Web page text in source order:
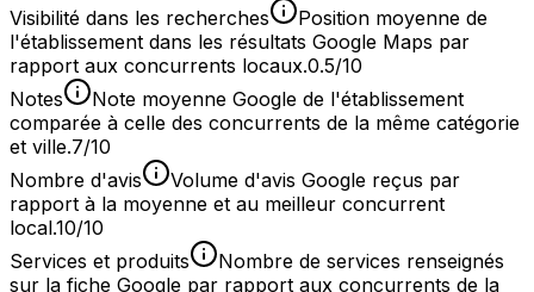
Visibilité dans les recherches
Position moyenne de
l'établissement dans les résultats Google Maps par
rapport aux concurrents locaux.0.5/10
Notes
Note moyenne Google de l'établissement
comparée à celle des concurrents de la même catégorie
et ville.7/10
Nombre d'avis
Volume d'avis Google reçus par
rapport à la moyenne et au meilleur concurrent
local.10/10
Services et produits
Nombre de services renseignés
sur la fiche Google par rapport aux concurrents de la